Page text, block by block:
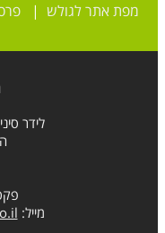
מפת אתר לגולש |
לידר סיני 2022 בע"מ (קורסים)
פקס: 04-
מייל: